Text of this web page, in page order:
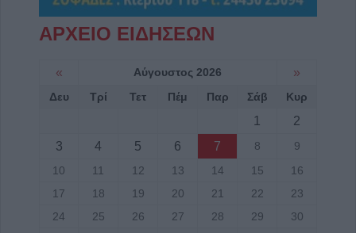
Χαλκίδα: Γυναίκα έπεσε από την Υψηλή
6 Αυγούστου 2026, 19:32
Καλαμπάκα: Πυροσβέστες απεγκλώβισαν
ηλικιωμένο μετά από πτώση στη Νέα Ζωή
6 Αυγούστου 2026, 19:29
Τροχαίο στην Αγιά: Μοτοσικλέτα
ο οδηγός
6 Αυγούστου 2026, 19:15
ΑΡΧΕΙΟ ΕΙΔΗΣΕΩΝ
« Αύγουστος 2026 »
Δευ Τρί Τετ Πέμ Παρ Σάβ Κυρ
1
2
3
4 5 6 7 8
9
10
11 12 13 14 15
16
17
18 19 20 21 22
23
24
25 26 27 28 29
30